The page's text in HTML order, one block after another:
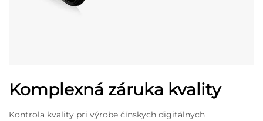
Komplexná záruka kvality
Kontrola kvality pri výrobe čínskych digitálnych